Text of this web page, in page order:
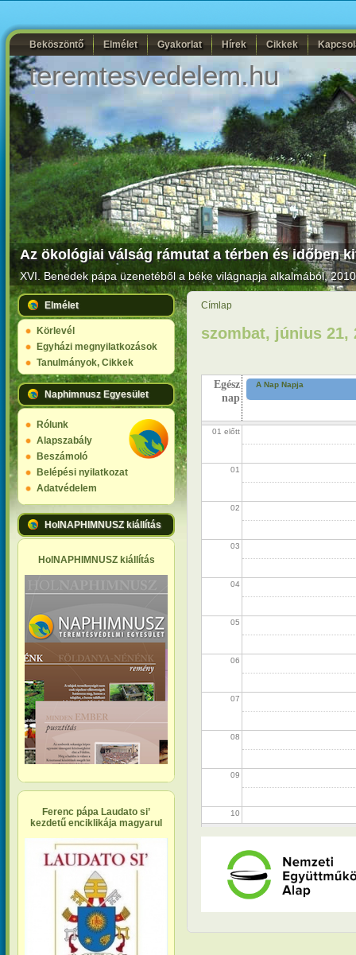
Beköszöntő Elmélet Gyakorlat Hírek Cikkek
teremtesvedelem.hu
Az ökológiai válság rámutat a térben és időben
XVI. Benedek pápa üzenetéből a béke világnapja alkalmából,
Elmélet
Körlevél
Egyházi megnyilatkozások
Tanulmányok, Cikkek
Naphimnusz Egyesület
Rólunk
Alapszabály
Beszámoló
Belépési nyilatkozat
Adatvédelem
HolNAPHIMNUSZ kiállítás
HolNAPHIMNUSZ kiállítás
Ferenc pápa Laudato si’
kezdetű enciklikája magyarul
Címlap
szombat, június 21,
Egész
nap
A Nap Napja
01 előtt
01
02
03
04
05
06
07
08
09
10
11
12